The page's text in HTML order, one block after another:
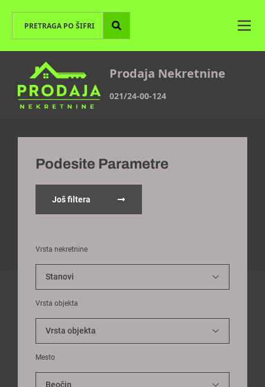
Prodaja Nekretnine
021/24-00-124
Podesite Parametre
Još filtera
Vrsta nekretnine
Vrsta objekta
Mesto